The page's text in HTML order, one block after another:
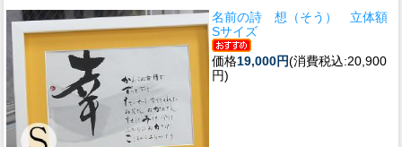
名前の詩 想（そう） 立体額
Sサイズ
価格19,000円(消費税込:20,900
円)